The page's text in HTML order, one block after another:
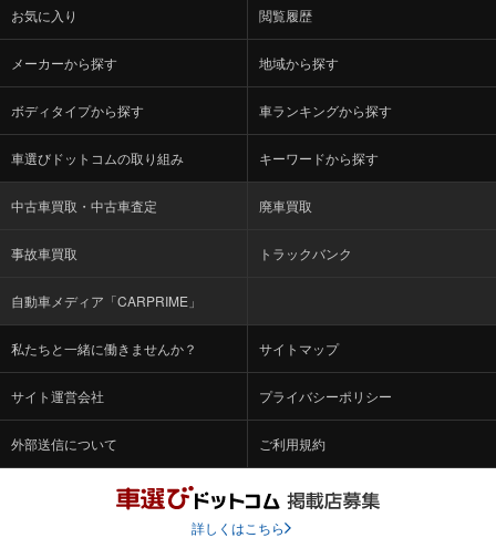
お気に入り 閲覧履歴
メーカーから探す 地域から探す
ボディタイプから探す 車ランキングから探す
車選びドットコムの取り組み キーワードから探す
中古車買取・中古車査定 廃車買取
事故車買取 トラックバンク
自動車メディア「CARPRIME」
私たちと一緒に働きませんか？ サイトマップ
サイト運営会社 プライバシーポリシー
外部送信について ご利用規約
詳しくはこちら